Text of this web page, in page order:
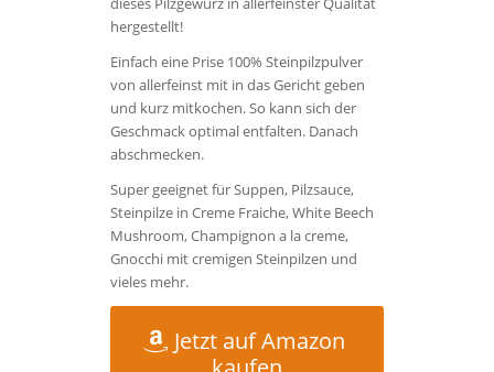
hergestellt!
Einfach eine Prise 100% Steinpilzpulver
von allerfeinst mit in das Gericht geben
und kurz mitkochen. So kann sich der
Geschmack optimal entfalten. Danach
abschmecken.
Super geeignet für Suppen, Pilzsauce,
Steinpilze in Creme Fraiche, White Beech
Mushroom, Champignon a la creme,
Gnocchi mit cremigen Steinpilzen und
vieles mehr.
Jetzt auf Amazon